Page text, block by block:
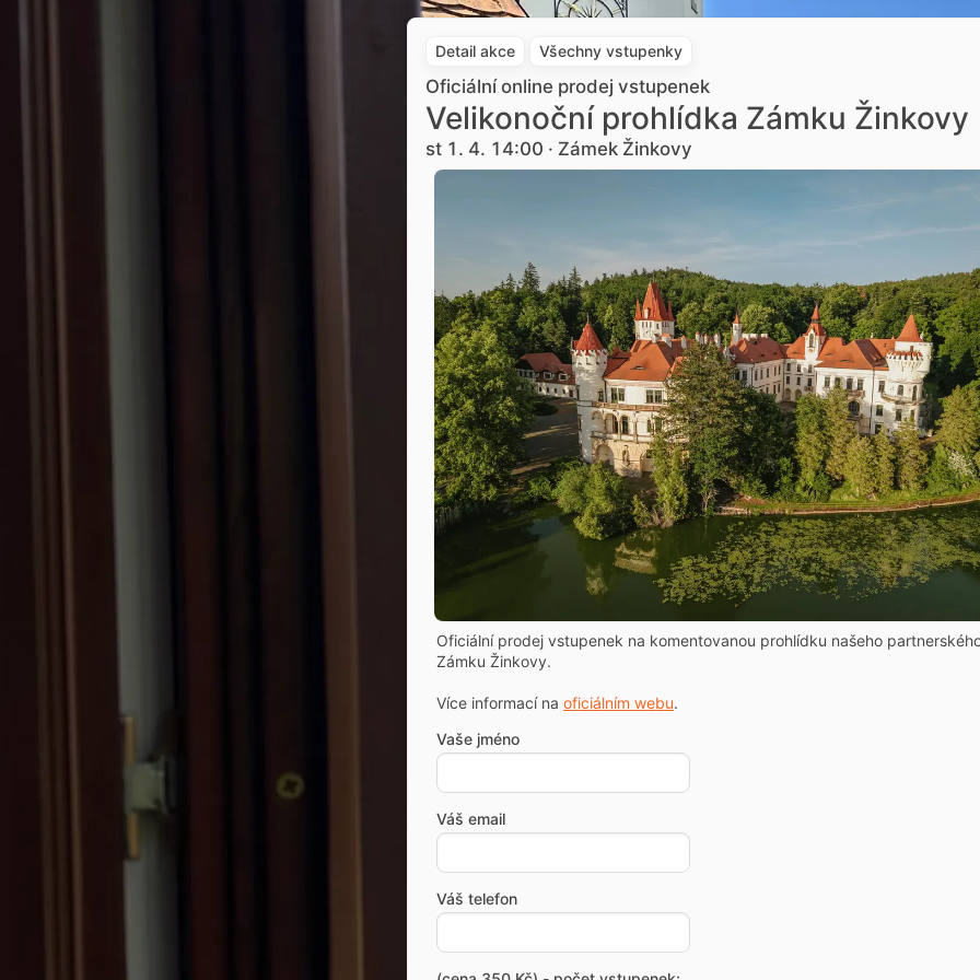
Detail akce Všechny vstupenky
Oficiální online prodej vstupenek
Velikonoční prohlídka Zámku Žinkovy
st 1. 4. 14:00 · Zámek Žinkovy
Oficiální prodej vstupenek na komentovanou prohlídku našeho
Zámku Žinkovy.
Více informací na oficiálním webu.
Vaše jméno
Váš email
Váš telefon